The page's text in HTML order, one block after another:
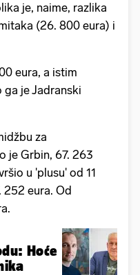
je, naime, razlika
(26. 800 eura) i
eura, a istim
je Jadranski
za
je Grbin, 67. 263
u 'plusu' od 11
252 eura. Od
Hoće